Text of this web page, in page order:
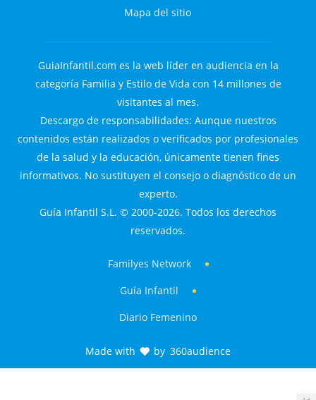
Mapa del sitio
GuiaInfantil.com es la web líder en audiencia en la
categoría Familia y Estilo de Vida con 14 millones de
visitantes al mes.
Descargo de responsabilidades: Aunque nuestros
contenidos están realizados o verificados por profesionales
de la salud y la educación, únicamente tienen fines
informativos. No sustituyen el consejo o diagnóstico de un
experto.
Guía Infantil S.L. © 2000-2026. Todos los derechos
reservados.
Familyes Network
Guía Infantil
Diario Femenino
Made with by 360audience